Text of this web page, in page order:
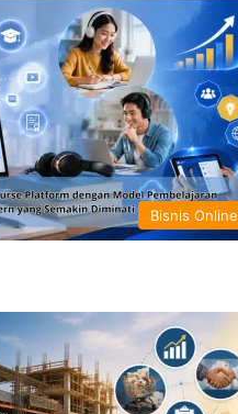
Bisnis Online